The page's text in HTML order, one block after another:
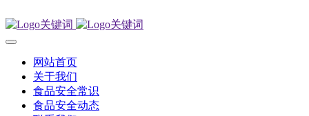
网站首页
关于我们
食品安全常识
食品安全动态